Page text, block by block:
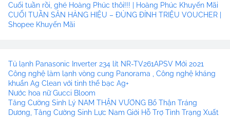
Cuối tuần rồi, ghé Hoàng Phúc thôi!!! | Hoàng Phúc Khuyến Mãi
CUỐI TUẦN SĂN HÀNG HIỆU – ĐỦNG ĐỈNH TRIỆU VOUCHER |
Shopee Khuyến Mãi
Tủ lạnh Panasonic Inverter 234 lít NR-TV261APSV Mới 2021
Công nghệ làm lạnh vòng cung Panorama , Công nghệ kháng
khuẩn Ag Clean với tinh thể bạc Ag+
Nước hoa nữ Gucci Bloom
Tăng Cường Sinh Lý NAM THẬN VƯƠNG Bổ Thận Tráng
Dương, Tăng Cường Sinh Lực Nam Giới Hỗ Trợ Tình Trạng Xuất